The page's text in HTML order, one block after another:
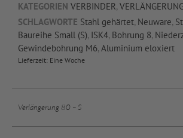
KATEGORIEN VERBINDER,
SCHLAGWORTE Stahl gehärtet, Neuware,
Baureihe Small (S), ISK4, Bohrung 8,
Gewindebohrung M6,Aluminium eloxiert
Lieferzeit: Eine Woche
Verlängerung 80 – S